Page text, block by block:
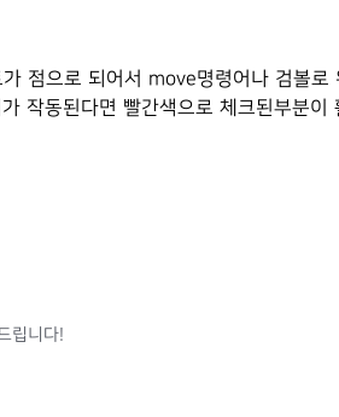
점으로 되어서 move명령어나 검볼
작동된다면 빨간색으로 체크된부분이
립니다!